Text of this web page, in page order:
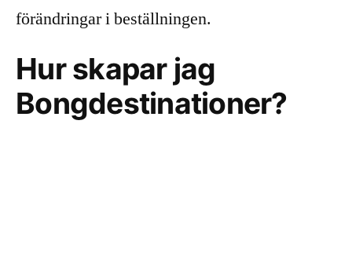
förändringar i beställningen.
Hur skapar jag
Bongdestinationer?